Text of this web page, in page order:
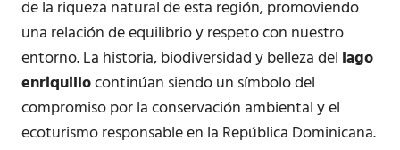
de la riqueza natural de esta región, promoviendo
una relación de equilibrio y respeto con nuestro
entorno. La historia, biodiversidad y belleza del lago
enriquillocontinúan siendo un símbolo del
compromiso por la conservación ambiental y el
ecoturismo responsable en la República Dominicana.